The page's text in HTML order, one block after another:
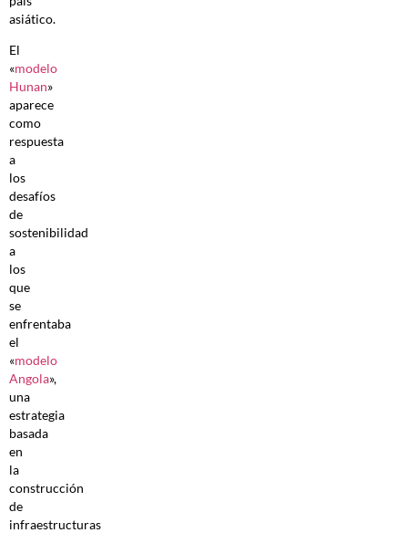
asiático.
El
«modelo
Hunan»
aparece
como
respuesta
a
los
desafíos
de
sostenibilidad
a
los
que
se
enfrentaba
el
«modelo
Angola»,
una
estrategia
basada
en
la
construcción
de
infraestructuras